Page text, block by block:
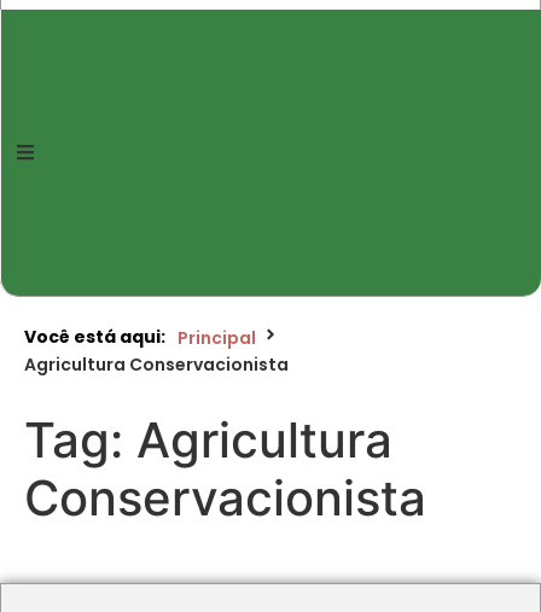
Você está aqui: Principal
Agricultura Conservacionista
Tag: Agricultura
Conservacionista